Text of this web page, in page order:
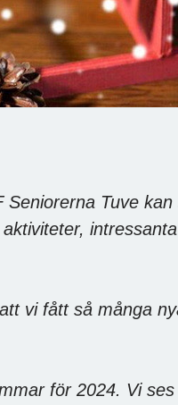
Tuve
vi fått så många
för 2024. Vi